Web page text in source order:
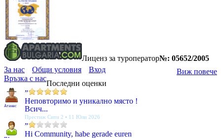
Лиценз за туроператор№: 05652/2005
Виж повече
За нас Общи условия
Вход
Връзка с нас
Последни оценки
Атанас
”
Неповторимо и уникално място !
Всич...
Престиж Сити 2 • 11 Юли 2026
”
Hi Community, habe gerade euren